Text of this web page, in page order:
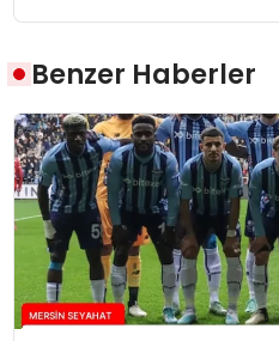
Benzer Haberler